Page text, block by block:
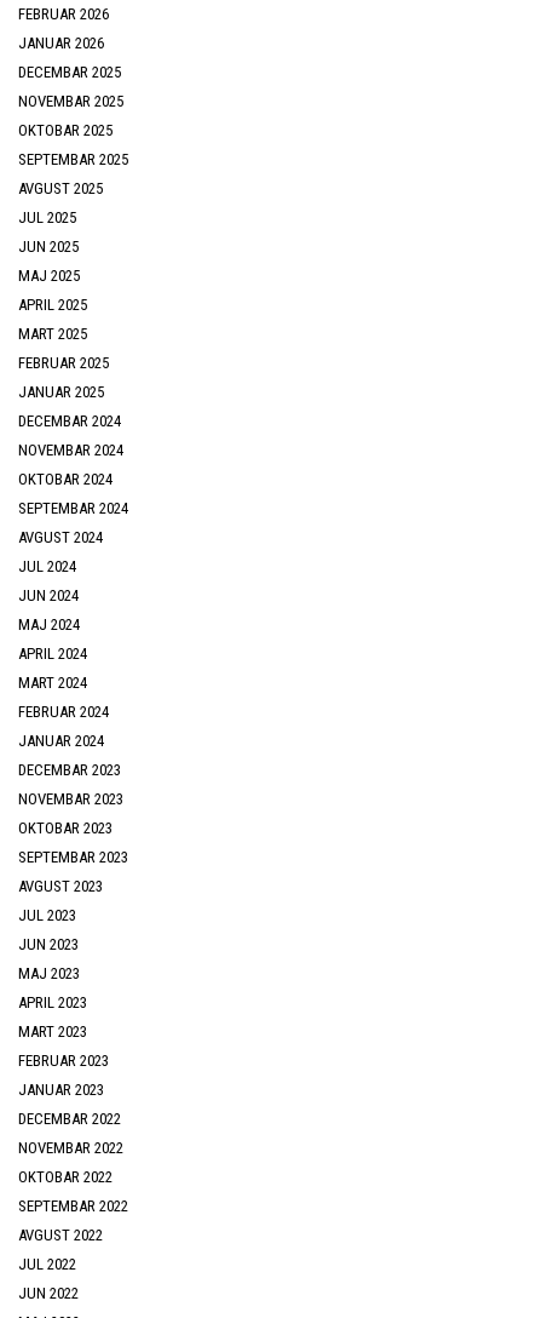
FEBRUAR 2026
JANUAR 2026
DECEMBAR 2025
NOVEMBAR 2025
OKTOBAR 2025
SEPTEMBAR 2025
AVGUST 2025
JUL 2025
JUN 2025
MAJ 2025
APRIL 2025
MART 2025
FEBRUAR 2025
JANUAR 2025
DECEMBAR 2024
NOVEMBAR 2024
OKTOBAR 2024
SEPTEMBAR 2024
AVGUST 2024
JUL 2024
JUN 2024
MAJ 2024
APRIL 2024
MART 2024
FEBRUAR 2024
JANUAR 2024
DECEMBAR 2023
NOVEMBAR 2023
OKTOBAR 2023
SEPTEMBAR 2023
AVGUST 2023
JUL 2023
JUN 2023
MAJ 2023
APRIL 2023
MART 2023
FEBRUAR 2023
JANUAR 2023
DECEMBAR 2022
NOVEMBAR 2022
OKTOBAR 2022
SEPTEMBAR 2022
AVGUST 2022
JUL 2022
JUN 2022